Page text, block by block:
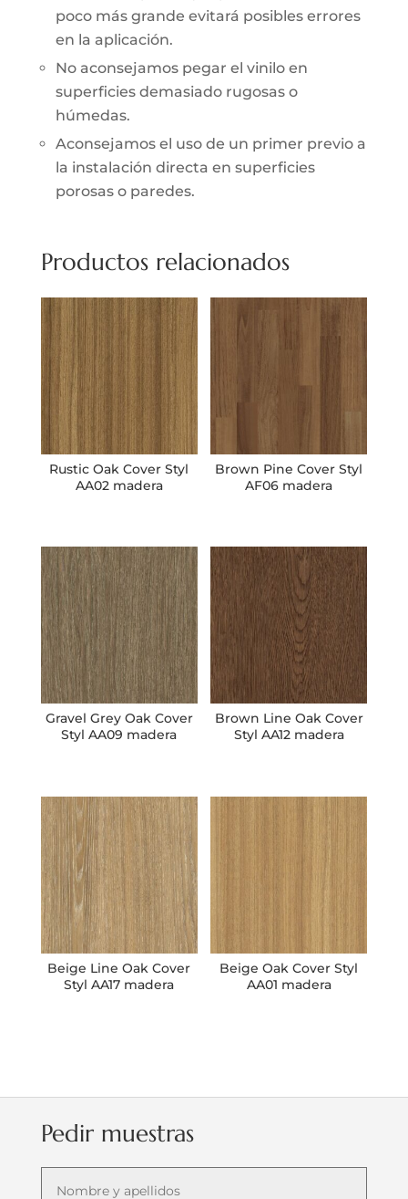
poco más grande evitará posibles errores
en la aplicación.
No aconsejamos pegar el vinilo en
superficies demasiado rugosas o
húmedas.
Aconsejamos el uso de un primer previo a
la instalación directa en superficies
porosas o paredes.
Productos relacionados
Rustic Oak Cover Styl
AA02 madera
Brown Pine Cover Styl
AF06 madera
Gravel Grey Oak Cover
Styl AA09 madera
Brown Line Oak Cover
Styl AA12 madera
Beige Line Oak Cover
Styl AA17 madera
Beige Oak Cover Styl
AA01 madera
Pedir muestras